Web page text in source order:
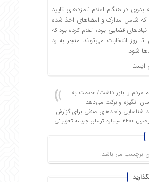
در هنگام اعلام نامزد‌های تایید
شامل مدارک و امضا‌های اخذ شده
قضایی بود، اعلام کرده بود که
روز انتخابات می‌تواند منجر به رد
شود.
ایسنا
مردم را باور داشت/ خدمت به
انگیزه و برکت می‌دهد
شناسایی واحدهای صنفی برای گزارش
جریمه تعزیراتی
برچسب می باشد.